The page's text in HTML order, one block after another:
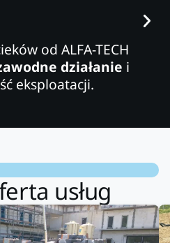
od ALFA-TECH
działanie i
eksploatacji.
usług